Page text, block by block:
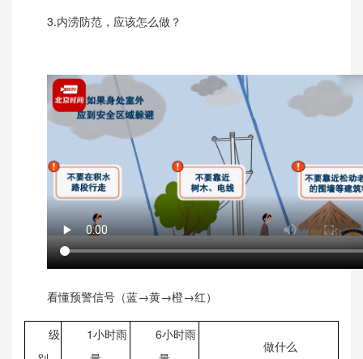
3.内涝防范，应该怎么做？
看懂预警信号（蓝→黄→橙→红）
级
1小时雨
6小时雨
做什么